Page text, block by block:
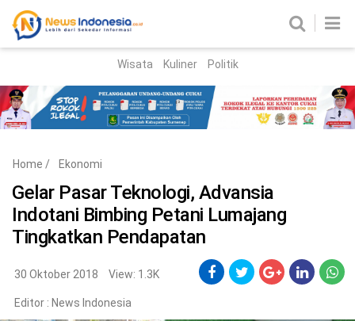
Parlemen
Nasional
Peristiwa
Wisata Kuliner Politik
Home / Ekonomi
Gelar Pasar Teknologi, Advansia
Indotani Bimbing Petani Lumajang
Tingkatkan Pendapatan
30 Oktober 2018 View: 1.3K
Editor : News Indonesia